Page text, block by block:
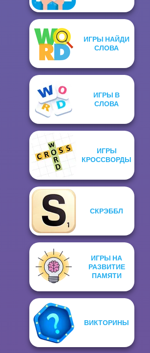
ИГРЫ НАЙДИ
СЛОВА
ИГРЫ В
СЛОВА
ИГРЫ
КРОССВОРДЫ
СКРЭББЛ
ИГРЫ НА
РАЗВИТИЕ
ПАМЯТИ
ВИКТОРИНЫ